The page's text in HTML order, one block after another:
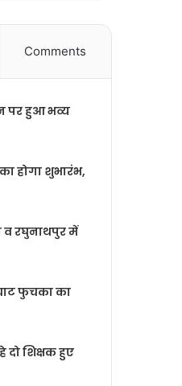
Comments
पर हुआ भव्य
होगा शुभारंभ,
व रघुनाथपुर में
फुचका का
दो शिक्षक हुए